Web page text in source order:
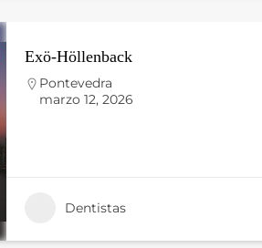
Exö-Höllenback
Pontevedra
marzo 12, 2026
Dentistas